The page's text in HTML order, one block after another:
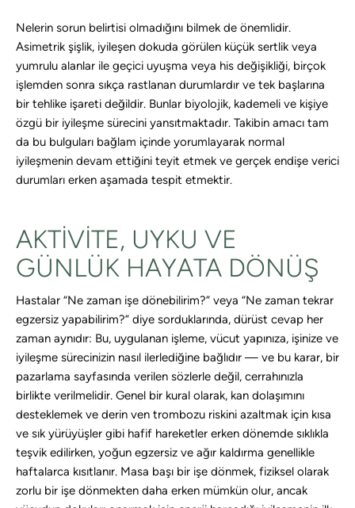
Nelerin sorun belirtisi olmadığını bilmek de önemlidir.
Asimetrik şişlik, iyileşen dokuda görülen küçük sertlik veya
yumrulu alanlar ile geçici uyuşma veya his değişikliği, birçok
işlemden sonra sıkça rastlanan durumlardır ve tek başlarına
bir tehlike işareti değildir. Bunlar biyolojik, kademeli ve kişiye
özgü bir iyileşme sürecini yansıtmaktadır. Takibin amacı tam
da bu bulguları bağlam içinde yorumlayarak normal
iyileşmenin devam ettiğini teyit etmek ve gerçek endişe verici
durumları erken aşamada tespit etmektir.
AKTIVITE, UYKU VE
GÜNLÜK HAYATA DÖNÜŞ
Hastalar “Ne zaman işe dönebilirim?” veya “Ne zaman tekrar
egzersiz yapabilirim?” diye sorduklarında, dürüst cevap her
zaman aynıdır: Bu, uygulanan işleme, vücut yapınıza, işinize ve
iyileşme sürecinizin nasıl ilerlediğine bağlıdır — ve bu karar, bir
pazarlama sayfasında verilen sözlerle değil, cerrahınızla
birlikte verilmelidir. Genel bir kural olarak, kan dolaşımını
desteklemek ve derin ven trombozu riskini azaltmak için kısa
ve sık yürüyüşler gibi hafif hareketler erken dönemde sıklıkla
teşvik edilirken, yoğun egzersiz ve ağır kaldırma genellikle
haftalarca kısıtlanır. Masa başı bir işe dönmek, fiziksel olarak
zorlu bir işe dönmekten daha erken mümkün olur, ancak